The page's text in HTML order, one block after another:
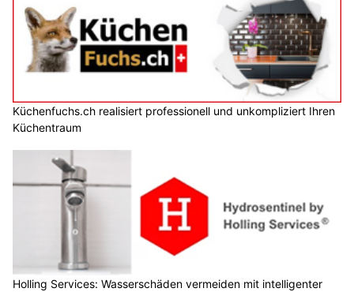
Küchenfuchs.ch realisiert professionell und unkompliziert Ihren
Küchentraum
Holling Services: Wasserschäden vermeiden mit intelligenter